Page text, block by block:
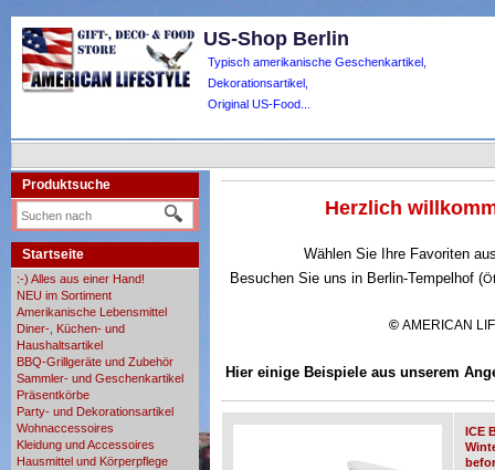
US-Shop Berlin
Typisch amerikanische Geschenkartikel,
Dekorationsartikel,
Original US-Food...
Produktsuche
Startseite
:-) Alles aus einer Hand!
NEU im Sortiment
Amerikanische Lebensmittel
Diner-, Küchen- und
Haushaltsartikel
BBQ-Grillgeräte und Zubehör
Sammler- und Geschenkartikel
Präsentkörbe
Party- und Dekorationsartikel
Wohnaccessoires
Kleidung und Accessoires
Hausmittel und Körperpflege
Herzlich
Wählen Sie Ihre Favoriten
Besuchen Sie uns in Berlin-Tempelhof (
© AMERICAN
Hier einige Beispiele aus unserem
ICE